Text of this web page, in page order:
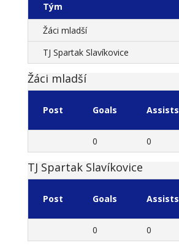
Tým
Žáci mladší
TJ Spartak Slavíkovice
Žáci mladší
Post Goals Assists
0 0
TJ Spartak Slavíkovice
Post Goals Assists
0 0